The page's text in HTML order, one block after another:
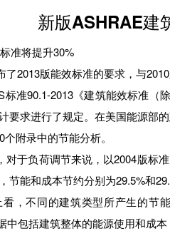
新版ASHRAE建
准将提升30%
2013版能效标准的要求，与
90.1-2013《建筑能效标准（
要求进行了规定。在美国能源部
附录中的节能分析。
负荷调节来说，以2004版标准
节能和成本节约分别为29.5%和
不同的建筑类型所产生的节能
中包括建筑整体的能源使用和成本